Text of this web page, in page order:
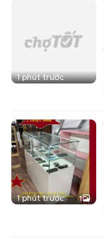
1 phút trước
1 phút trước 1